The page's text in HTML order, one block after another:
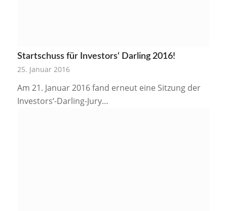
Startschuss für Investors‘ Darling 2016!
25. Januar 2016
Am 21. Januar 2016 fand erneut eine Sitzung der
Investors‘-Darling-Jury…